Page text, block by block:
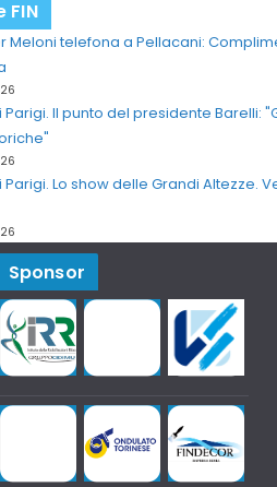
FIN
Meloni telefona a Pellacani:
Parigi. Il punto del presidente Barelli:
Parigi. Lo show delle Grandi Altezze.
Sponsor